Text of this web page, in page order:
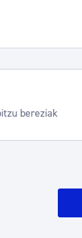
bereziak